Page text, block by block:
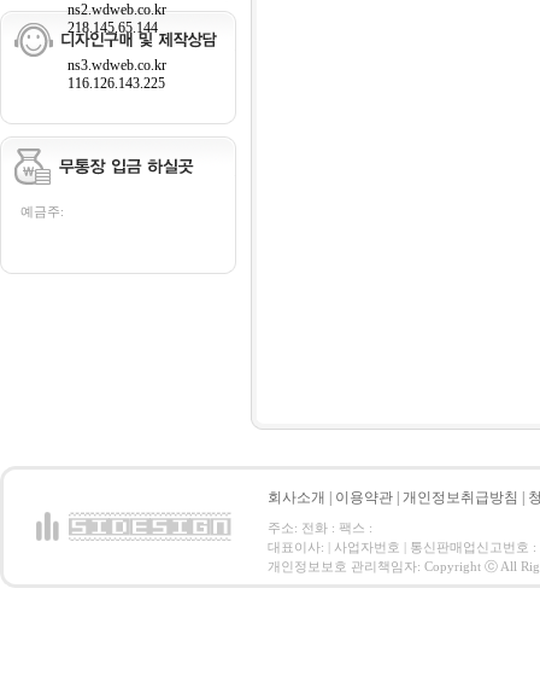
ns2.wdweb.co.kr
218.145.65.144
ns3.wdweb.co.kr
116.126.143.225
예금주:
회사소개 이용약관 개인정보취급방침
주소: 전화 : 팩스 :
대표이사: | 사업자번호 | 통신판매업신고번호 :
개인정보보호 관리책임자: Copyright ⓒ All